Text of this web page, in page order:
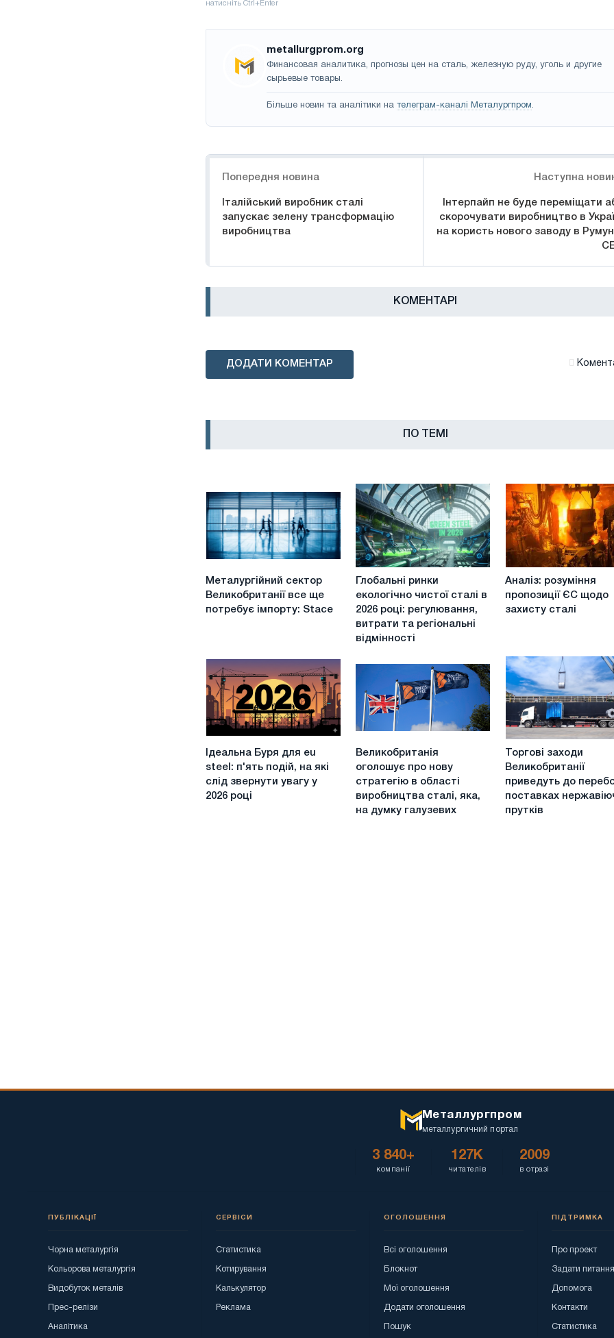
metallurgprom.org
Финансовая аналитика, прогнозы цен на сталь, железную руду, уголь и другие
сырьевые товары.
Більше новин та аналітики на телеграм-каналі Металургпром.
Попередня новина
Італійський виробник сталі
запускає зелену трансформацію
виробництва
Наступна
Інтерпайп не буде переміщати
скорочувати виробництво в
на користь нового заводу в
КОМЕНТАРІ
ДОДАТИ КОМЕНТАР
ПО ТЕМІ
сектор
Великобританії
імпорту:
Stace
Металургійний сектор
Великобританії все ще
потребує імпорту: Stace
чистої
сталі
регулювання,
витрати
та
регіональні
відмінності
Глобальні ринки
екологічно чистої сталі в
2026 році: регулювання,
витрати та регіональні
відмінності
розуміння
пропозиції
сталі
Аналіз: розуміння
пропозиції ЄС щодо
захисту сталі
Ідеальна
Буря
для
eu
Ідеальна Буря для eu
steel: п'ять подій, на які
слід звернути увагу у
2026 році
Великобританія
оголошує
нову
стратегію
Великобританія
оголошує про нову
стратегію в області
виробництва сталі, яка,
на думку галузевих
Торгові
заходи
Великобританії
приведуть
перебоїв
Торгові заходи
Великобританії
приведуть до
поставках
прутків
Металлургпром
металлургичний портал
3 840+
компанії
127K
читателів
2009
в отразі
ПУБЛІКАЦІЇ
Чорна металургія
Кольорова металургія
Видобуток металів
Прес-релізи
Аналітика
СЕРВІСИ
Статистика
Котирування
Калькулятор
Реклама
ОГОЛОШЕННЯ
Всі оголошення
Блокнот
Мої оголошення
Додати оголошення
Пошук
ПІДТРИМКА
Про проект
Задати питання
Допомога
Контакти
Статистика